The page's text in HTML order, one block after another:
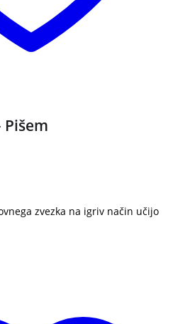
Pišem
zvezka na igriv način učijo